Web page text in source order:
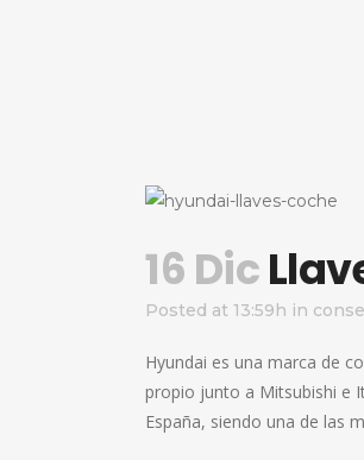
16 Dic
Posted at 13:59h in
Hyundai es una marca de
propio junto a Mitsubishi e
España, siendo una de las